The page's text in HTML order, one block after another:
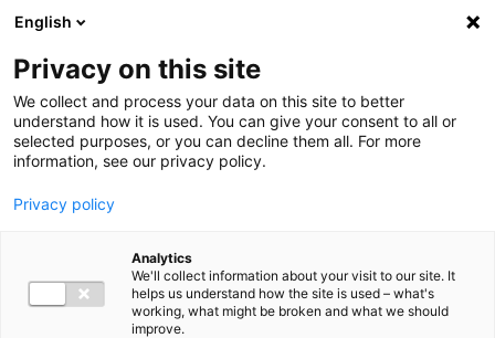
Ga direct naar de inhoud
English
Privacy on this site
We collect and process your data on this site to better
understand how it is used. You can give your consent to all or
selected purposes, or you can decline them all. For more
information, see our privacy policy.
Privacy policy
Analytics
We'll collect information about your visit to our site. It
helps us understand how the site is used – what's
working, what might be broken and what we should
improve.